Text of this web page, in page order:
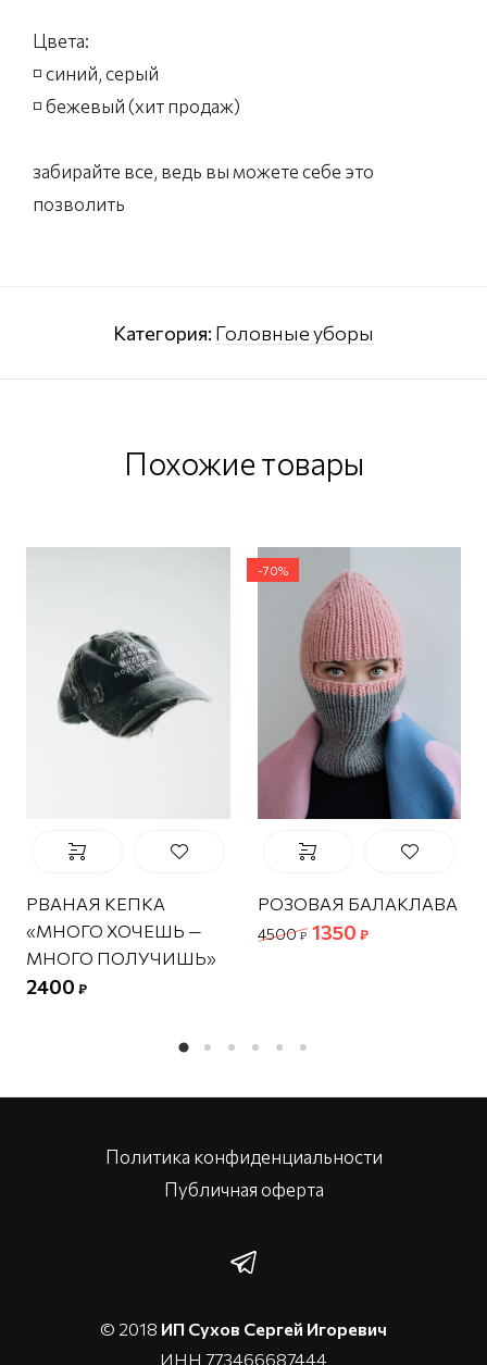
Цвета:
◽️ синий, серый
◽️ бежевый (хит продаж)
забирайте все, ведь вы можете себе это
позволить
Категория: Головные уборы
Похожие товары
РВАНАЯ КЕПКА
«МНОГО ХОЧЕШЬ —
МНОГО ПОЛУЧИШЬ»
2400 ₽
-70%
РОЗОВАЯ БАЛАКЛАВА
4500₽ 1350 ₽
Политика конфиденциальности
Публичная оферта
© 2018 ИП Сухов Сергей Игоревич
ИНН 773466687444